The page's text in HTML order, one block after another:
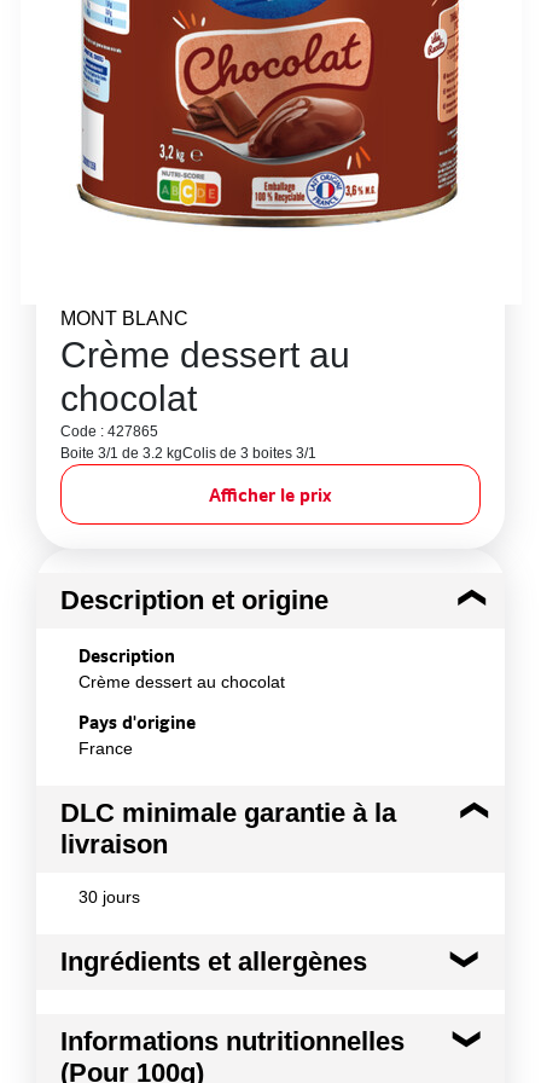
MONT BLANC
Crème dessert au
chocolat
Code : 427865
Boite 3/1 de 3.2 kgColis de 3 boites 3/1
Afficher le prix
Description et origine
Description
Crème dessert au chocolat
Pays d'origine
France
DLC minimale garantie à la
livraison
30 jours
Ingrédients et allergènes
Lait origine France 78 % (lait entier concentré,
poudre de lait écrémé), sucre, cacao maigre en
Informations nutritionnelles
(Pour 100g)